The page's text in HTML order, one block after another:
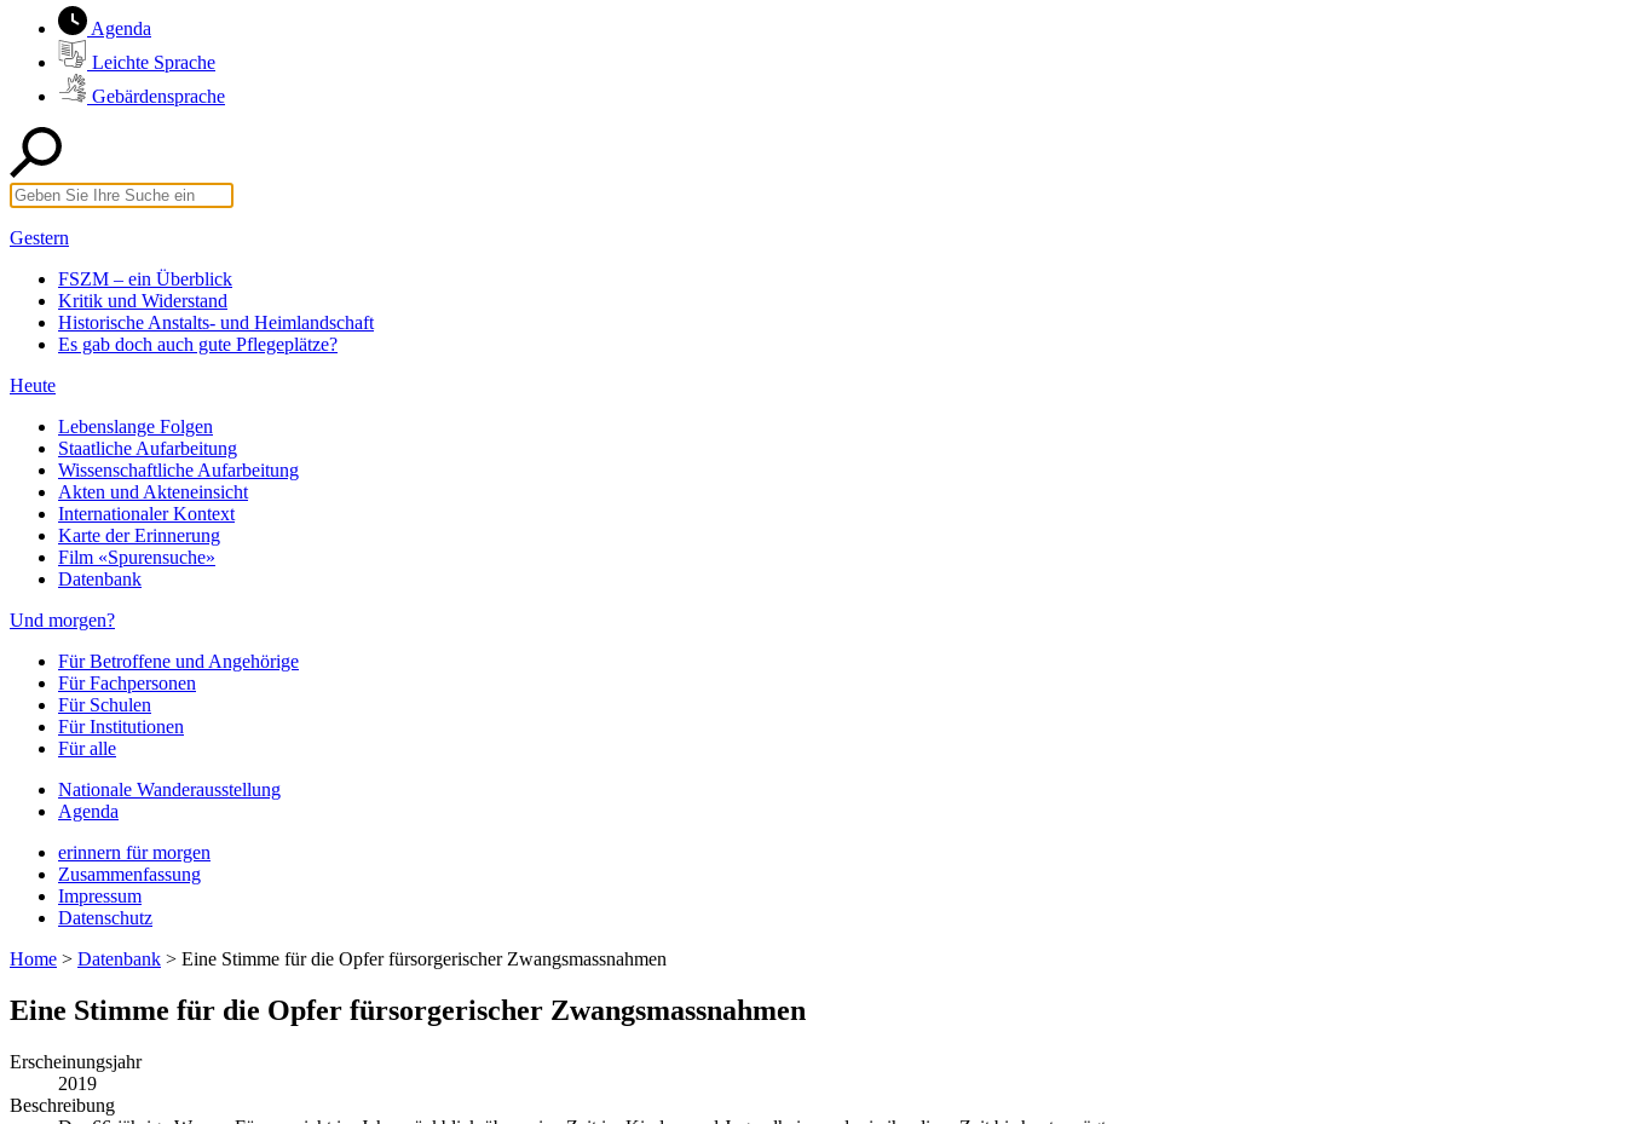
Agenda
Leichte Sprache
Gebärdensprache
Gestern
FSZM – ein Überblick
Kritik und Widerstand
Historische Anstalts- und Heimlandschaft
Es gab doch auch gute Pflegeplätze?
Heute
Lebenslange Folgen
Staatliche Aufarbeitung
Wissenschaftliche Aufarbeitung
Akten und Akteneinsicht
Internationaler Kontext
Karte der Erinnerung
Film «Spurensuche»
Datenbank
Und morgen?
Für Betroffene und Angehörige
Für Fachpersonen
Für Schulen
Für Institutionen
Für alle
Nationale Wanderausstellung
Agenda
erinnern für morgen
Zusammenfassung
Impressum
Datenschutz
Home > Datenbank > Eine Stimme für die Opfer fürsorgerischer Zwangsmassnahmen
Eine Stimme für die Opfer fürsorgerischer Zwangsmassnahmen
Erscheinungsjahr
2019
Beschreibung